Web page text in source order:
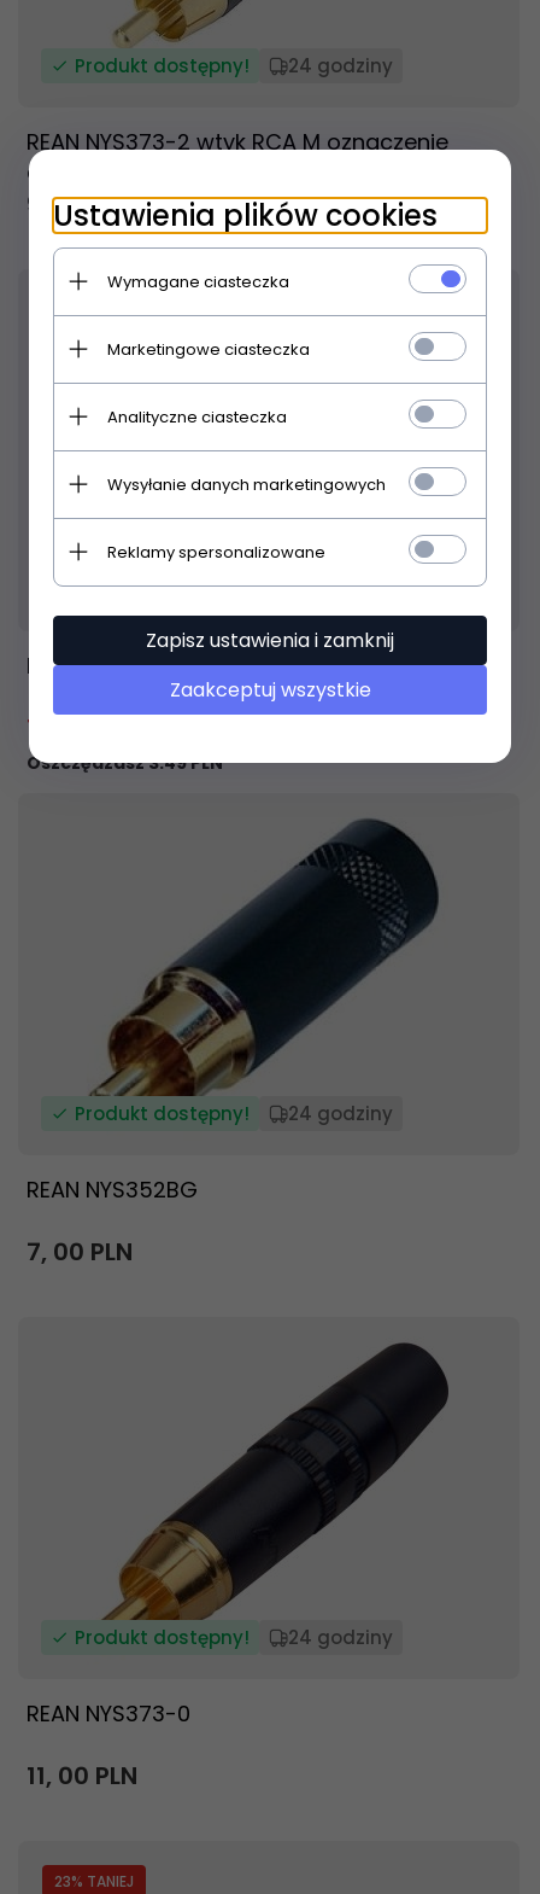
Produkt dostępny! 24 godziny
REAN NYS373-2 wtyk RCA M oznaczenie
czerwone
9, 00PLN
Produkt dostępny! 24 godziny
REAN RF2C-B-2 RCA męski
11,
Oszczędzasz 3.49 PLN
Produkt dostępny! 24 godziny
REAN NYS352BG
7, 00 PLN
Produkt dostępny! 24 godziny
REAN NYS373-0
11, 00 PLN
23% TANIEJ
Ustawienia plików cookies
Wymagane ciasteczka
Marketingowe ciasteczka
Analityczne ciasteczka
Wysyłanie danych marketingowych
Reklamy spersonalizowane
Zapisz ustawienia i zamknij
Zaakceptuj wszystkie